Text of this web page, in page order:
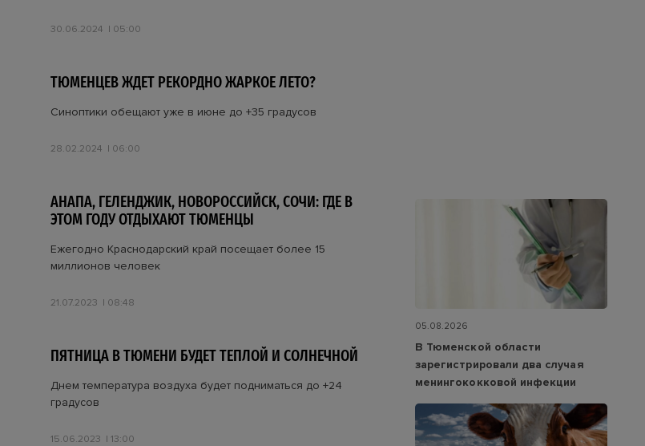
30.06.2024 05:00
ТЮМЕНЦЕВ ЖДЕТ РЕКОРДНО ЖАРКОЕ ЛЕТО?
Синоптики обещают уже в июне до +35 градусов
28.02.2024 06:00
АНАПА, ГЕЛЕНДЖИК, НОВОРОССИЙСК, СОЧИ: ГДЕ В
ЭТОМ ГОДУ ОТДЫХАЮТ ТЮМЕНЦЫ
Ежегодно Краснодарский край посещает более 15
миллионов человек
21.07.2023 08:48
ПЯТНИЦА В ТЮМЕНИ БУДЕТ ТЕПЛОЙ И СОЛНЕЧНОЙ
Днем температура воздуха будет подниматься до +24
градусов
15.06.2023 13:00
05.08.2026
В Тюменской области
зарегистрировали два случая
менингококковой инфекции